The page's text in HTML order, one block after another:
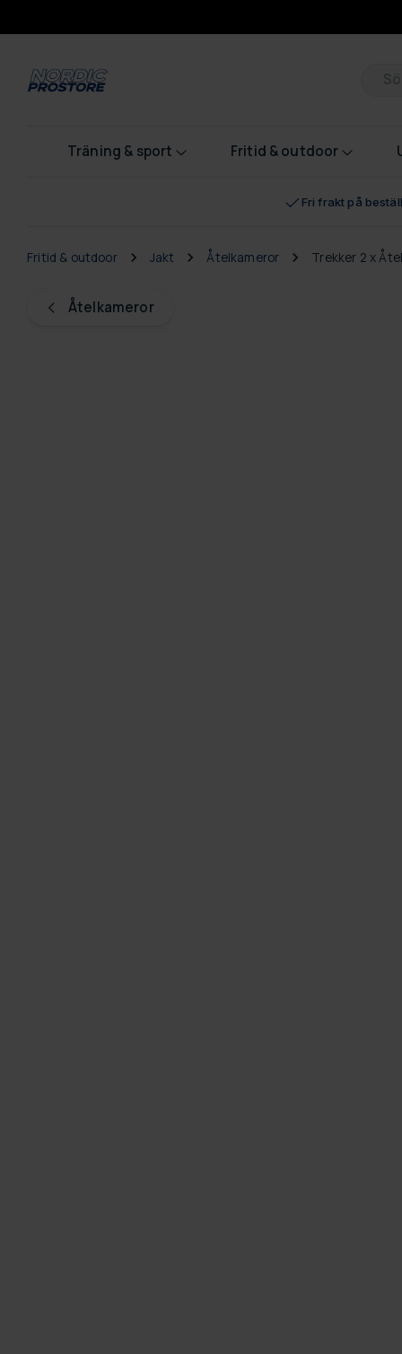
Träning & sport Fritid & outdoor
Fri frakt på
Åtelkameror
Fritid & outdoor Jakt Åtelkameror Trekker 2 x